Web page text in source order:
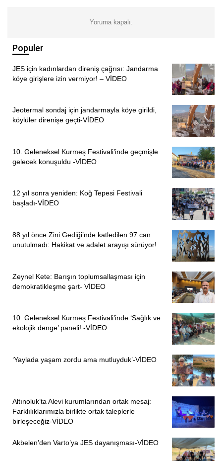
Yoruma kapalı.
Populer
JES için kadınlardan direniş çağrısı: Jandarma
köye girişlere izin vermiyor! – VİDEO
Jeotermal sondaj için jandarmayla köye girildi,
köylüler direnişe geçti-VİDEO
10. Geleneksel Kurmeş Festivali’inde geçmişle
gelecek konuşuldu -VİDEO
12 yıl sonra yeniden: Koğ Tepesi Festivali
başladı-VİDEO
88 yıl önce Zini Gediği’nde katledilen 97 can
unutulmadı: Hakikat ve adalet arayışı sürüyor!
Zeynel Kete: Barışın toplumsallaşması için
demokratikleşme şart- VİDEO
10. Geleneksel Kurmeş Festivali’inde ‘Sağlık ve
ekolojik denge’ paneli! -VİDEO
‘Yaylada yaşam zordu ama mutluyduk’-VİDEO
Altınoluk’ta Alevi kurumlarından ortak mesaj:
Farklılıklarımızla birlikte ortak taleplerle
birleşeceğiz-VİDEO
Akbelen’den Varto’ya JES dayanışması-VİDEO